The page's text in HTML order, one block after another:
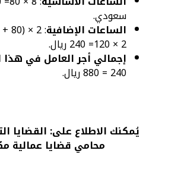
سعودي.
الساعات الإضافية
2 × 120= 240 ريال.
إجمالي أجر العامل في هذا
240 = 880 ريال.
يُمكنك الاطلاع على: القضايا
محامي قضايا عمالية